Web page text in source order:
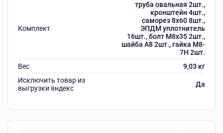
Комплект
труба овальная 2шт.,
кронштейн 4шт.,
саморез 8х60 8шт.,
ЭПДМ уплотнитель
16шт., болт М8х35 2шт.,
шайба А8 2шт., гайка М8-
7Н 2шт.
Вес
9,03 кг
Исключить товар из
выгрузки яндекс
Да